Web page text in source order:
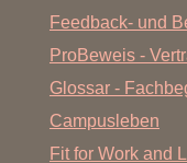
Feedback- und
ProBeweis -
Glossar -
Campusleben
Fit for Work and